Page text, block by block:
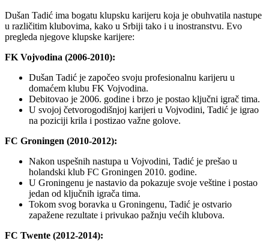
Dušan Tadić ima bogatu klupsku karijeru koja je obuhvatila nastupe
u različitim klubovima, kako u Srbiji tako i u inostranstvu. Evo
pregleda njegove klupske karijere:
FK Vojvodina (2006-2010):
Dušan Tadić je započeo svoju profesionalnu karijeru u
domaćem klubu FK Vojvodina.
Debitovao je 2006. godine i brzo je postao ključni igrač tima.
U svojoj četvorogodišnjoj karijeri u Vojvodini, Tadić je igrao
na poziciji krila i postizao važne golove.
FC Groningen (2010-2012):
Nakon uspešnih nastupa u Vojvodini, Tadić je prešao u
holandski klub FC Groningen 2010. godine.
U Groningenu je nastavio da pokazuje svoje veštine i postao
jedan od ključnih igrača tima.
Tokom svog boravka u Groningenu, Tadić je ostvario
zapažene rezultate i privukao pažnju većih klubova.
FC Twente (2012-2014):